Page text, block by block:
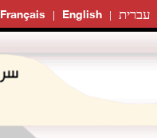
Français English עברית